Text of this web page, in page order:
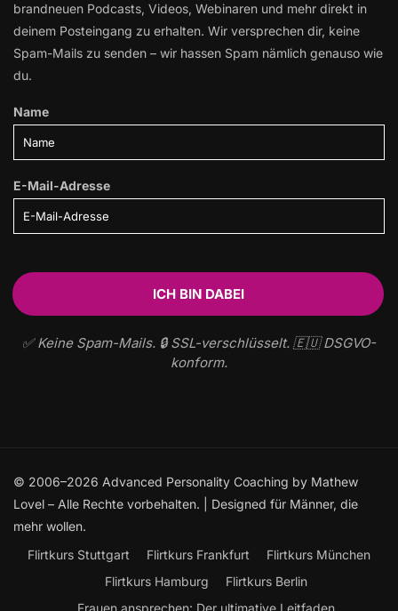
brandneuen Podcasts, Videos, Webinaren und mehr direkt in
deinem Posteingang zu erhalten. Wir versprechen dir, keine
Spam-Mails zu senden – wir hassen Spam nämlich genauso wie
du.
Name
E-Mail-Adresse
✅ Keine Spam-Mails. 🔒 SSL-verschlüsselt. 🇪🇺 DSGVO-
konform.
© 2006–2026 Advanced Personality Coaching by Mathew
Lovel – Alle Rechte vorbehalten. | Designed für Männer, die
mehr wollen.
Flirtkurs Stuttgart
Flirtkurs Frankfurt
Flirtkurs München
Flirtkurs Hamburg
Flirtkurs Berlin
Frauen ansprechen: Der ultimative Leitfaden